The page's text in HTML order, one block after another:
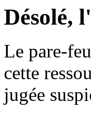
Désolé,
Le pare-
cette
jugée